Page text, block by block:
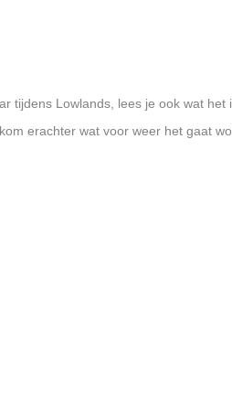
tijdens Lowlands, lees je ook wat het
erachter wat voor weer het gaat